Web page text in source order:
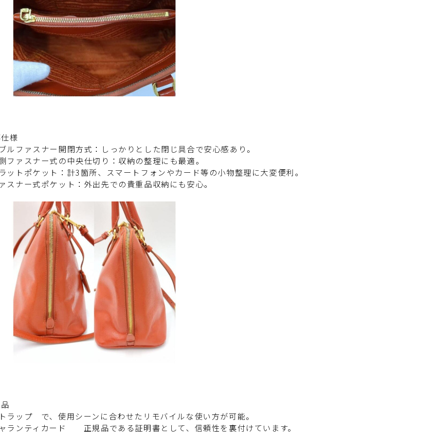
様
ルファスナー開閉方式：しっかりとした閉じ具合で安心感あり。
ファスナー式の中央仕切り：収納の整理にも最適。
ットポケット：計3箇所、スマートフォンやカード等の小物整理に大変便利。
スナー式ポケット：外出先での貴重品収納にも安心。
ラップ で、使用シーンに合わせたリモバイルな使い方が可能。
ランティカード 正規品である証明書として、信頼性を裏付けています。